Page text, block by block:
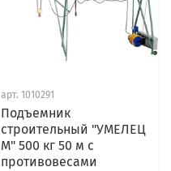
арт. 1010291
Подъемник
строительный "УМЕЛЕЦ
М" 500 кг 50 м с
противовесами